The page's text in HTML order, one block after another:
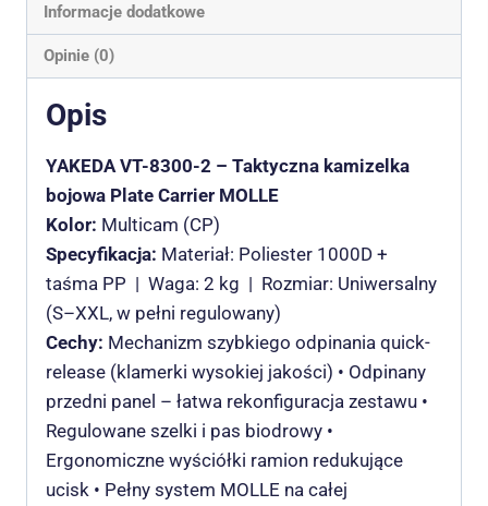
Informacje dodatkowe
Opinie (0)
Opis
YAKEDA VT-8300-2 – Taktyczna kamizelka
bojowa Plate Carrier MOLLE
Kolor: Multicam (CP)
Specyfikacja: Materiał: Poliester 1000D +
taśma PP | Waga: 2 kg | Rozmiar: Uniwersalny
(S–XXL, w pełni regulowany)
Cechy: Mechanizm szybkiego odpinania quick-
release (klamerki wysokiej jakości) • Odpinany
przedni panel – łatwa rekonfiguracja zestawu •
Regulowane szelki i pas biodrowy •
Ergonomiczne wyściółki ramion redukujące
ucisk • Pełny system MOLLE na całej